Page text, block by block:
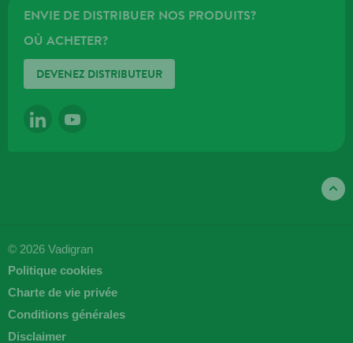
ENVIE DE DISTRIBUER NOS PRODUITS?
OÙ ACHETER?
DEVENEZ DISTRIBUTEUR
LINKEDINYOUTUBE
© 2026 Vadigran
Politique cookies
Charte de vie privée
Conditions générales
Disclaimer